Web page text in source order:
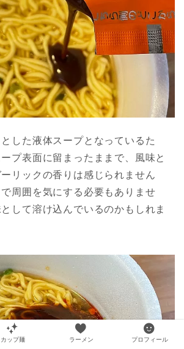
した液体スープとなっているた
プ表面に留まったままで、風味と
リックの香りは感じられません
周囲を気にする必要もありませ
して溶け込んでいるのかもしれま
カップ麺 ラーメン プロフィール